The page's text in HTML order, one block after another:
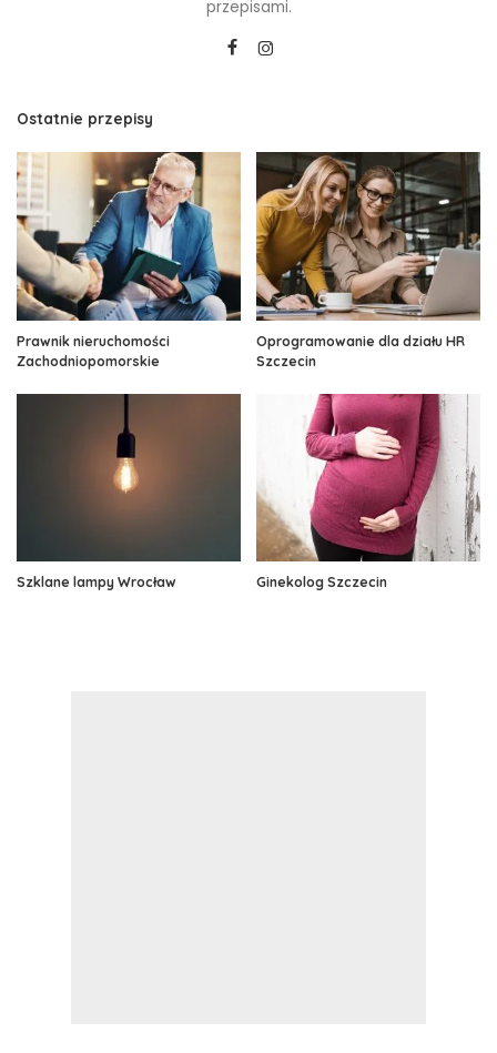
przepisami.
Ostatnie przepisy
Prawnik nieruchomości
Zachodniopomorskie
Oprogramowanie dla działu HR
Szczecin
Szklane lampy Wrocław Ginekolog Szczecin